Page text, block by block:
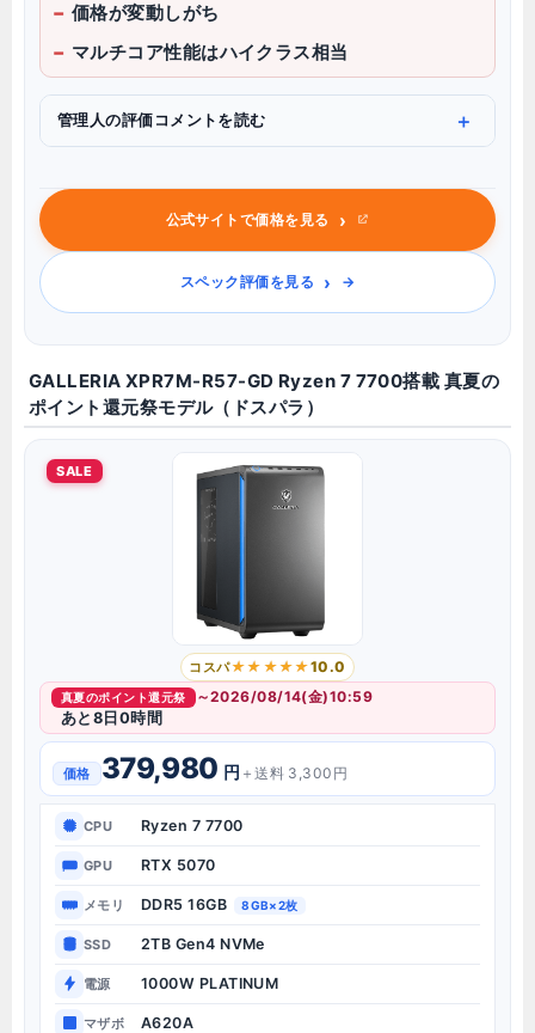
価格が変動しがち
マルチコア性能はハイクラス相当
管理人の評価コメントを読む
公式サイトで価格を見る ›
スペック評価を見る ›
GALLERIA XPR7M-R57-GD Ryzen 7 7700搭載 真夏の
ポイント還元祭モデル（ドスパラ）
SALE
コスパ 10.0
真夏のポイント還元祭
～2026/08/14(金)10:59
あと8日0時間
価格 379,980 円 ＋送料 3,300円
CPU Ryzen 7 7700
GPU RTX 5070
メモリ DDR5 16GB 8GB×2枚
SSD 2TB Gen4 NVMe
電源 1000W PLATINUM
マザボ A620A